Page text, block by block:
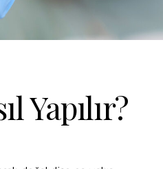
Yapılır?